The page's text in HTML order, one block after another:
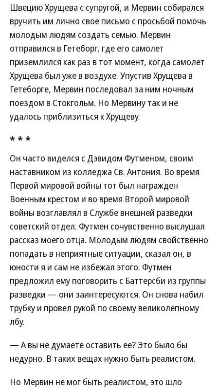
Швецию Хрущева с супругой, и Мервин собирался
вручить им лично свое письмо с просьбой помочь
молодым людям создать семью. Мервин
отправился в Гетеборг, где его самолет
приземлился как раз в тот момент, когда самолет
Хрущева был уже в воздухе. Упустив Хрущева в
Гетеборге, Мервин последовал за ним ночным
поездом в Стокгольм. Но Мервину так и не
удалось приблизиться к Хрущеву.
* * *
Он часто виделся с Дэвидом Футменом, своим
наставником из колледжа Св. Антония. Во время
Первой мировой войны тот был награжден
Военным крестом и во время Второй мировой
войны возглавлял в Службе внешней разведки
советский отдел. Футмен сочувственно выслушал
рассказ моего отца. Молодым людям свойственно
попадать в неприятные ситуации, сказал он, в
юности я и сам не избежал этого. Футмен
предложил ему поговорить с Баттерсби из группы
разведки — они заинтересуются. Он снова набил
трубку и провел рукой по своему великолепному
лбу.
— А вы не думаете оставить ее? Это было бы
недурно. В таких вещах нужно быть реалистом.
Но Мервин не мог быть реалистом, это шло